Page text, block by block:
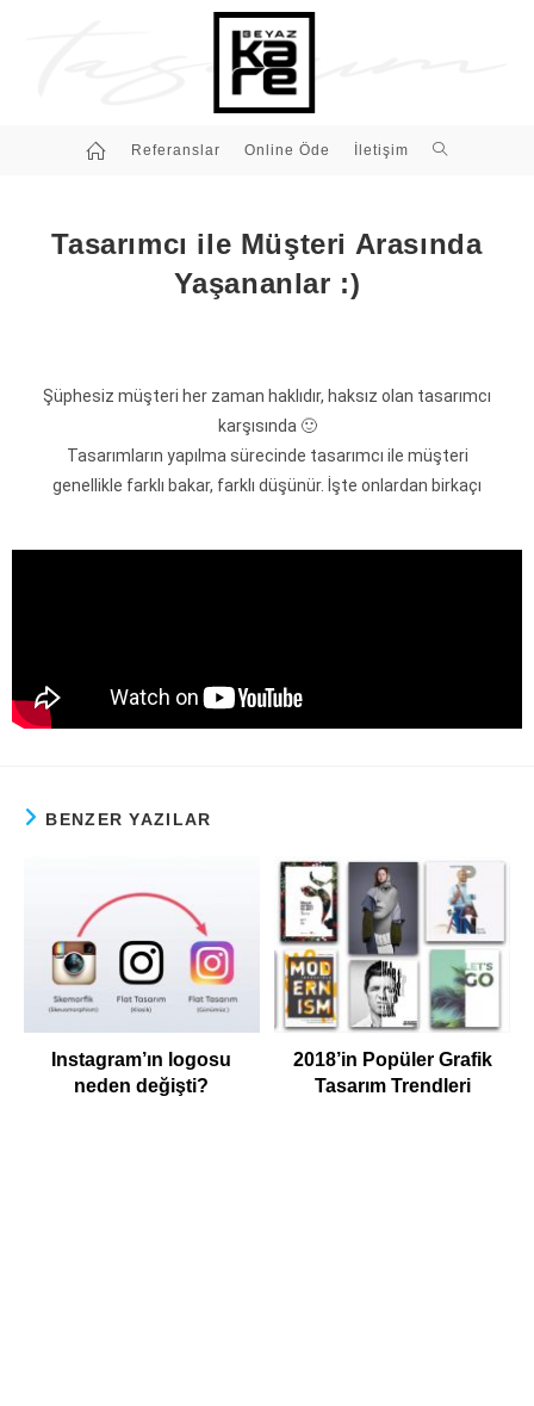
Referanslar Online Öde İletişim
Tasarımcı ile Müşteri Arasında
Yaşananlar :)
Şüphesiz müşteri her zaman haklıdır, haksız olan tasarımcı
karşısında 🙂
Tasarımların yapılma sürecinde tasarımcı ile müşteri
genellikle farklı bakar, farklı düşünür. İşte onlardan birkaçı
BENZER YAZILAR
Instagram’ın logosu
neden değişti?
2018’in Popüler Grafik
Tasarım Trendleri